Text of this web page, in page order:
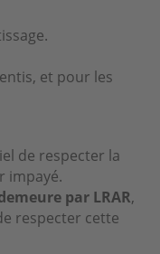
et pour les
de respecter la
impayé.
par LRAR,
respecter cette